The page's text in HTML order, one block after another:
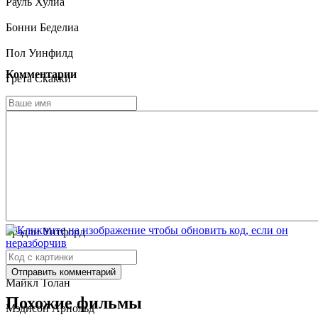
Бонни Беделиа
Пол Уинфилд
Грета Скакки
Джон Спенсер
Брэдли Уитфорд
Кристин Эстабрук
Майкл Толан
Мэдисон Арнольд
Комментарии
Отправить комментарий
Похожие фильмы